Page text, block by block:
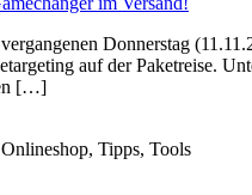
Donnerstag
auf der Paketreise.
[…]
Tipps, Tools